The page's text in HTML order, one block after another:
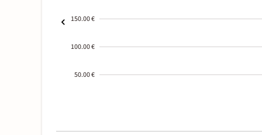
150.00 €
100.00 €
50.00 €
01-02